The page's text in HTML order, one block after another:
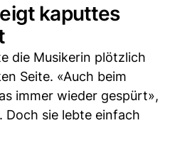
kaputtes
die Musikerin plötzlich
Seite. «Auch beim
immer wieder gespürt»,
Doch sie lebte einfach